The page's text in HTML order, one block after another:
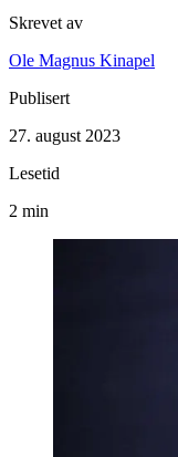
Skrevet av
Ole Magnus Kinapel
Publisert
27. august 2023
Lesetid
2 min